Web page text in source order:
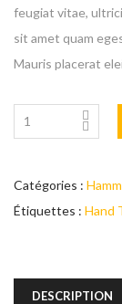
feugiat vitae,
sit amet quam
Mauris placerat
Catégories :
Étiquettes : Hand
DESCRIPTION